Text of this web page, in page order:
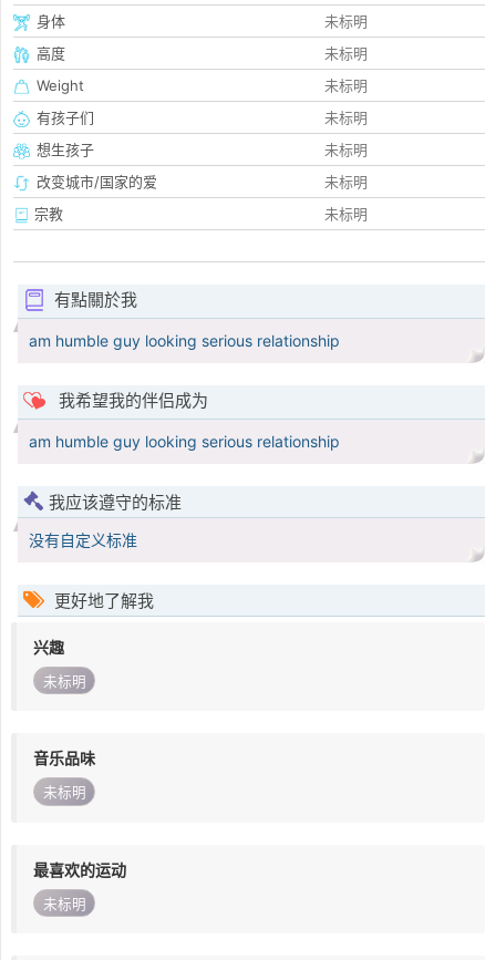
身体
未标明
高度
未标明
Weight
未标明
有孩子们
未标明
想生孩子
未标明
改变城市/国家的爱
未标明
宗教
未标明
有點關於我
am humble guy looking serious relationship
我希望我的伴侣成为
am humble guy looking serious relationship
我应该遵守的标准
没有自定义标准
更好地了解我
兴趣
未标明
音乐品味
未标明
最喜欢的运动
未标明